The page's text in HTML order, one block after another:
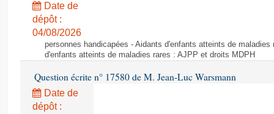
Date de
dépôt :
04/08/2026
personnes handicapées - Aidants d'enfants atteints de
d'enfants atteints de maladies rares : AJPP et droits MDPH
Question écrite n° 17580 de M. Jean-Luc Warsmann
Date de
dépôt :